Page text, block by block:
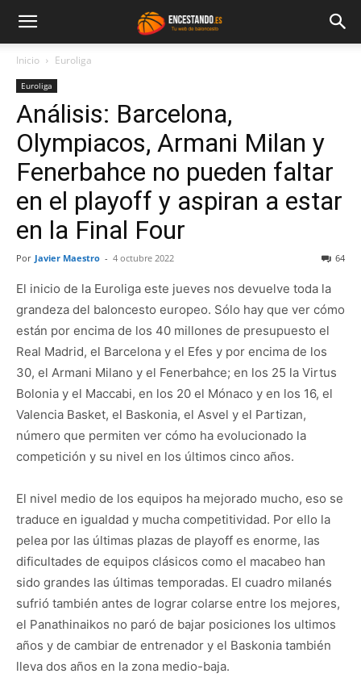
Inicio Euroliga
Euroliga
Análisis: Barcelona,
Olympiacos, Armani Milan y
Fenerbahce no pueden faltar
en el playoff y aspiran a estar
en la Final Four
Por Javier Maestro - 4 octubre 2022 64
El inicio de la Euroliga este jueves nos devuelve toda la
grandeza del baloncesto europeo. Sólo hay que ver cómo
están por encima de los 40 millones de presupuesto el
Real Madrid, el Barcelona y el Efes y por encima de los
30, el Armani Milano y el Fenerbahce; en los 25 la Virtus
Bolonia y el Maccabi, en los 20 el Mónaco y en los 16, el
Valencia Basket, el Baskonia, el Asvel y el Partizan,
número que permiten ver cómo ha evolucionado la
competición y su nivel en los últimos cinco años.
El nivel medio de los equipos ha mejorado mucho, eso se
traduce en igualdad y mucha competitividad. Por ello la
pelea por las últimas plazas de playoff es enorme, las
dificultades de equipos clásicos como el macabeo han
sido grandes las últimas temporadas. El cuadro milanés
sufrió también antes de lograr colarse entre los mejores,
el Panathinaikos no paró de bajar posiciones los ultimos
años y de cambiar de entrenador y el Baskonia también
lleva dos años en la zona medio-baja.